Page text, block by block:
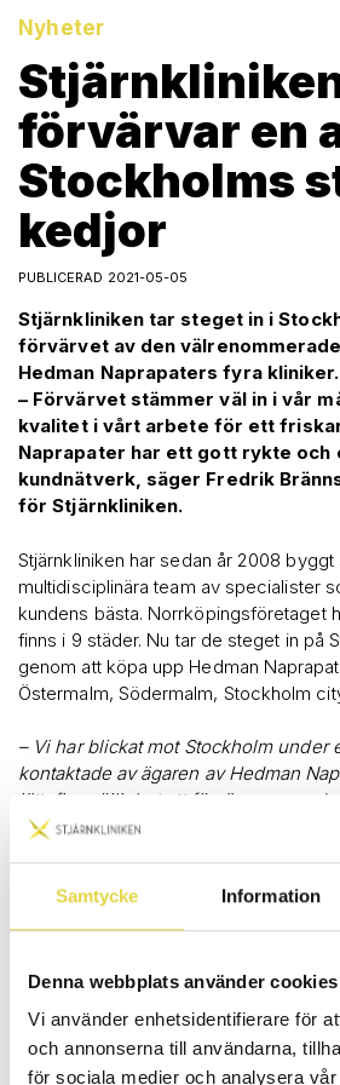
Samtycke Information
Denna webbplats använder cookies
Vi använder enhetsidentifierare för
och annonserna till användarna,
för sociala medier och analysera
Nyheter
förvärvar en
Stockholms
kedjor
PUBLICERAD 2021-05-05
Stjärnkliniken tar steget in i
förvärvet av den
Hedman Naprapaters fyra kliniker.
– Förvärvet stämmer väl in i vår
kvalitet i vårt arbete för ett
Naprapater har ett gott rykte och
kundnätverk, säger Fredrik
för Stjärnkliniken.
Stjärnkliniken har sedan år 2008
multidisciplinära team av specialister
kundens bästa. Norrköpingsföretaget
finns i 9 städer. Nu tar de steget in på
genom att köpa upp Hedman
Östermalm, Södermalm, Stockholm
– Vi har blickat mot Stockholm under
kontaktade av ägaren av Hedman
jättefin möjlighet att förvärva en av de
naprapatkedjorna i Stockholm. De
säger Stjärnklinikens grundare och
Brännström.
Björn Hedman, VD för Hedman
bolaget och ser fram emot
– Det är oerhört viktigt för mig att